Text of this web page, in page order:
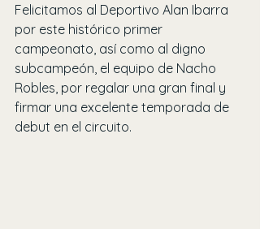
Felicitamos al Deportivo Alan Ibarra
por este histórico primer
campeonato, así como al digno
subcampeón, el equipo de Nacho
Robles, por regalar una gran final y
firmar una excelente temporada de
debut en el circuito.